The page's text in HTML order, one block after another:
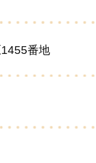
番地